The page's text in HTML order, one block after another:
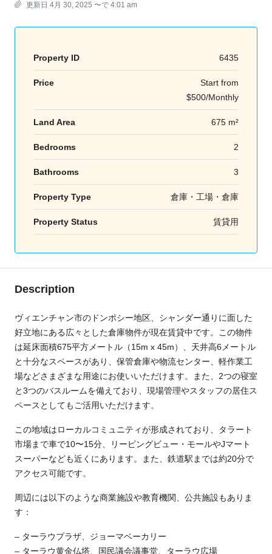
更新日 4月 30, 2025 〜で 4:01 am
Property ID 6435
Price
Start from
$500/Monthly
Land Area 675 m²
Bedrooms 2
Bathrooms 3
Property Type 倉庫・工場・倉庫
Property Status 賃貸用
Description
ヴィエンチャン市のドンポシー地区、シャンダー通りに面した
好立地にある広々とした倉庫物件が現在賃貸中です。この物件
は延床面積675平方メートル（15m x 45m）、天井高6メートル
と十分なスペースがあり、保管倉庫や物流センター、軽作業工
場などさまざまな用途にお使いいただけます。また、2つの寝室
と3つのバスルームを備えており、現場管理やスタッフの居住ス
ペースとしてもご活用いただけます。
この地域はローカルコミュニティが形成されており、タラート
市場まで車で10〜15分、リーピングビュー・モールやJマート
スーパーなども近くにあります。また、鉄道駅までは約20分で
アクセス可能です。
周辺には以下のような商業施設や教育機関、公共施設もありま
す：
– ターラウプラザ、ジョーマベーカリー
– ターラウ黄金仏塔、国民議会議事堂、ターラウ広場